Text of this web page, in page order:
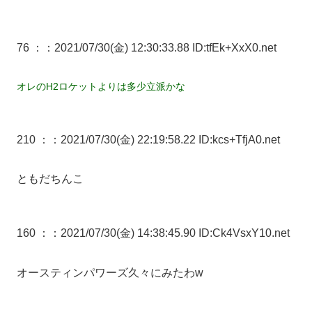
76 ： ：2021/07/30(金) 12:30:33.88 ID:tfEk+XxX0.net
オレのH2ロケットよりは多少立派かな
210 ： ：2021/07/30(金) 22:19:58.22 ID:kcs+TfjA0.net
ともだちんこ
160 ： ：2021/07/30(金) 14:38:45.90 ID:Ck4VsxY10.net
オースティンパワーズ久々にみたわw